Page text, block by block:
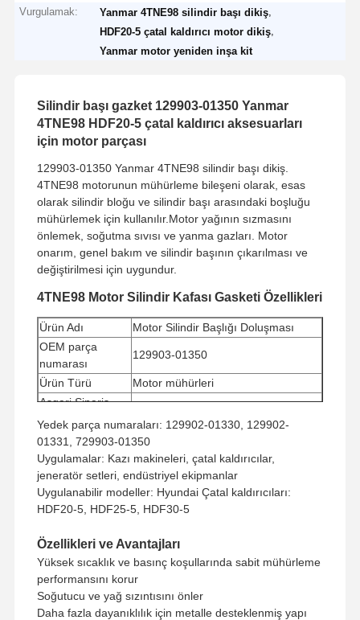
Vurgulamak:
Yanmar 4TNE98 silindir başı dikiş
HDF20-5 çatal kaldırıcı motor dikiş
Yanmar motor yeniden inşa kit
Silindir başı gazket 129903-01350 Yanmar
4TNE98 HDF20-5 çatal kaldırıcı aksesuarları
için motor parçası
129903-01350 Yanmar 4TNE98 silindir başı dikiş.
4TNE98 motorunun mühürleme bileşeni olarak, esas
olarak silindir bloğu ve silindir başı arasındaki boşluğu
mühürlemek için kullanılır.Motor yağının sızmasını
önlemek, soğutma sıvısı ve yanma gazları. Motor
onarım, genel bakım ve silindir başının çıkarılması ve
değiştirilmesi için uygundur.
4TNE98 Motor Silindir Kafası Gasketi Özellikleri
Ürün Adı
Motor Silindir Başlığı Doluşması
OEM parça
numarası
129903-01350
Ürün Türü
Motor mühürleri
Asgari Sipariş
miktarı
Ödeme Yolu
Western Union, T/T
Nakliye yöntemi
UPS/DHL/EMS/TNT/FedEx
Yedek parça numaraları: 129902-01330, 129902-
01331, 729903-01350
Uygulamalar: Kazı makineleri, çatal kaldırıcılar,
jeneratör setleri, endüstriyel ekipmanlar
Uygulanabilir modeller: Hyundai Çatal kaldırıcıları:
HDF20-5, HDF25-5, HDF30-5
Özellikleri ve Avantajları
Yüksek sıcaklık ve basınç koşullarında sabit mühürleme
performansını korur
Soğutucu ve yağ sızıntısını önler
Daha fazla dayanıklılık için metalle desteklenmiş yapı